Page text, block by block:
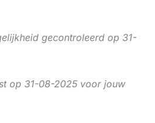
gecontroleerd op 31-
op 31-08-2025 voor jouw